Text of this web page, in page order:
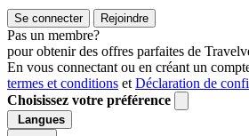
Se connecter Rejoindre
Pas un membre?
pour obtenir des offres parfaites de
En vous connectant ou en créant un
termes et conditions et Déclaration de
Choisissez votre préférence
Langues